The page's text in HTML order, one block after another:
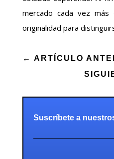
mercado cada vez más
originalidad para
← ARTÍCULO
Suscríbete a